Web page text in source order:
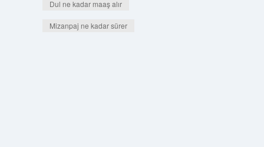
Dul ne kadar maaş alır
Mizanpaj ne kadar sürer